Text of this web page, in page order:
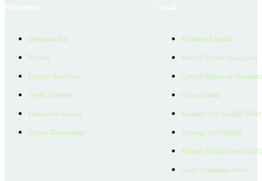
Danışman Bul
Projeler
Ücretsiz İlan Verin
Üyelik Paketleri
EmlakZeka Asistan
Uzman Danışmanlar
Kullanım Koşulları
Bireysel Üyelik Sözleşmesi
Çerez Politikası ve
Çerez Ayarları
Kullanıcı Veri Gizliliği
Ziyaretçi Veri Gizliliği
Müşteri Yetkilisi Veri
Aday Aydınlatma Metni